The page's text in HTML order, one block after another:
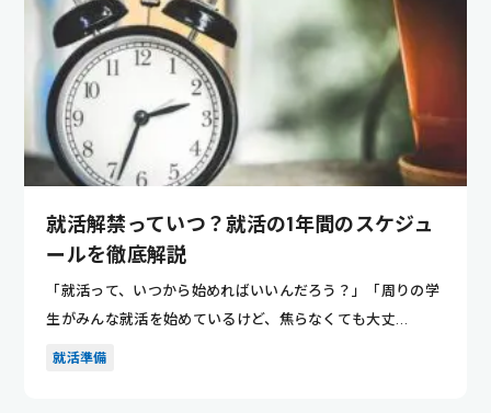
就活解禁っていつ？就活の1年間のスケジュ
ールを徹底解説
「就活って、いつから始めればいいんだろう？」「周りの学
生がみんな就活を始めているけど、焦らなくても大丈
夫…？」 そんな疑...
就活準備